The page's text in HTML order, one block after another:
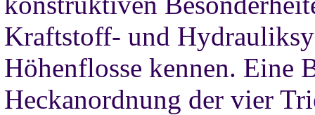
Kraftstoff- und
Höhenflosse kennen. Eine
Heckanordnung der vier